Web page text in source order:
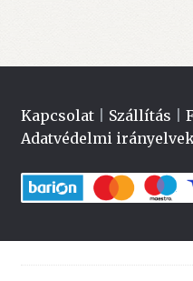
Kapcsolat| Szállítás
Adatvédelmi